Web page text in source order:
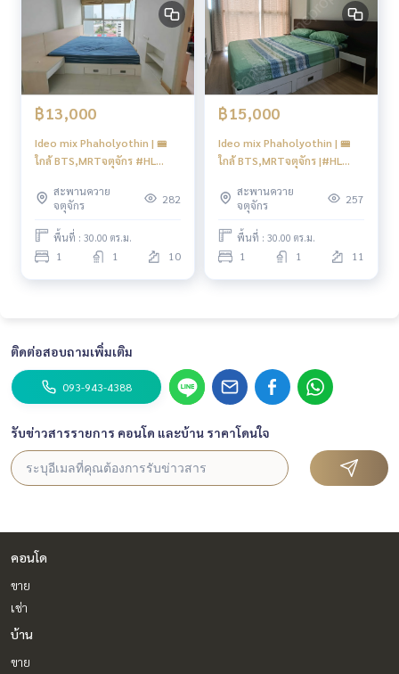
฿13,000
Ideo mix Phaholyothin | 🚝
ใกล้ BTS,MRTจตุจักร #HL
สะพานควาย
จตุจักร
282
พื้นที่ : 30.00 ตร.ม.
1 1 10
฿15,000
Ideo mix Phaholyothin | 🚝
ใกล้ BTS,MRTจตุจักร |#HL
สะพานควาย
จตุจักร
257
พื้นที่ : 30.00 ตร.ม.
1 1 11
ติดต่อสอบถามเพิ่มเติม
093-943-4388
รับข่าวสารรายการ คอนโด และบ้าน ราคาโดนใจ
คอนโด
ขาย
เช่า
บ้าน
ขาย